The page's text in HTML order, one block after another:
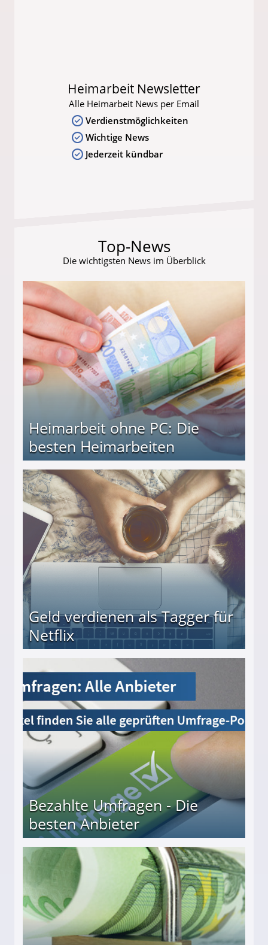
Heimarbeit Newsletter
Alle Heimarbeit News per Email
Verdienstmöglichkeiten
Wichtige News
Jederzeit kündbar
Top-News
Die wichtigsten News im Überblick
Heimarbeit ohne PC: Die
besten Heimarbeiten
Geld verdienen als Tagger für
Netflix
Bezahlte Umfragen - Die
besten Anbieter